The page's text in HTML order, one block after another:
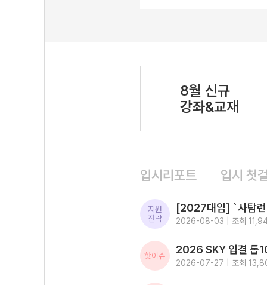
8월 신규
강좌&교재
입시리포트 입시 첫
지원
전략
2026-08-03 | 조회
핫이슈
2026-07-27 | 조회